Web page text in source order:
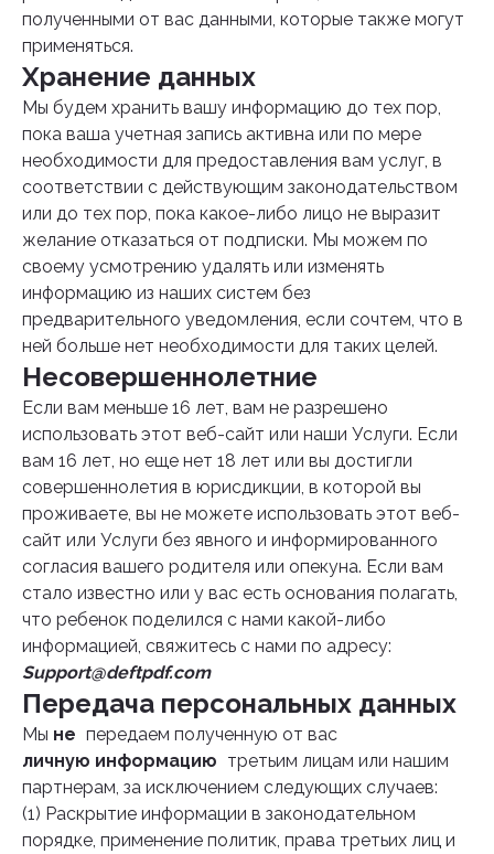
полученными от вас данными, которые также могут
применяться.
Хранение данных
Мы будем хранить вашу информацию до тех пор,
пока ваша учетная запись активна или по мере
необходимости для предоставления вам услуг, в
соответствии с действующим законодательством
или до тех пор, пока какое-либо лицо не выразит
желание отказаться от подписки. Мы можем по
своему усмотрению удалять или изменять
информацию из наших систем без
предварительного уведомления, если сочтем, что в
ней больше нет необходимости для таких целей.
Несовершеннолетние
Если вам меньше 16 лет, вам не разрешено
использовать этот веб-сайт или наши Услуги. Если
вам 16 лет, но еще нет 18 лет или вы достигли
совершеннолетия в юрисдикции, в которой вы
проживаете, вы не можете использовать этот веб-
сайт или Услуги без явного и информированного
согласия вашего родителя или опекуна. Если вам
стало известно или у вас есть основания полагать,
что ребенок поделился с нами какой-либо
информацией, свяжитесь с нами по адресу:
Support@deftpdf.com
Передача персональных данных
Мы не передаем полученную от вас
личную информацию третьим лицам или нашим
партнерам, за исключением следующих случаев:
(1) Раскрытие информации в законодательном
порядке, применение политик, права третьих лиц и